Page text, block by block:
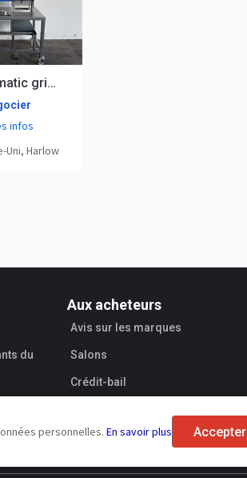
NNP Pneumatic grid cutter
infos
Uni, Harlow
du
Aux acheteurs
Avis sur les marques
Salons
Crédit-bail
personnelles. En savoir plus Accepter